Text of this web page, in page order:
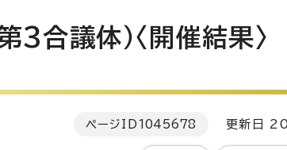
合議体）〈開催結果〉
ページID 1045678 更新日